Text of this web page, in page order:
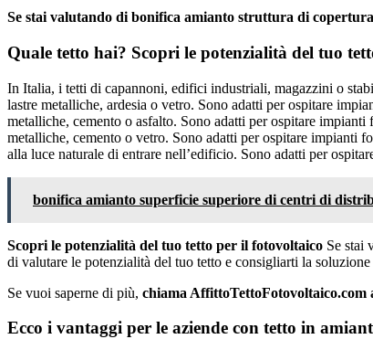
Se stai valutando di bonifica amianto struttura di
Quale tetto hai? Scopri le potenzialità del tuo
In Italia, i tetti di capannoni, edifici industriali, magazzini o
lastre metalliche, ardesia o vetro. Sono adatti per ospitare
metalliche, cemento o asfalto. Sono adatti per ospitare
metalliche, cemento o vetro. Sono adatti per ospitare impianti
alla luce naturale di entrare nell’edificio. Sono adatti per
bonifica amianto superficie superiore di centri di
Scopri le potenzialità del tuo tetto per il fotovoltaico Se stai
di valutare le potenzialità del tuo tetto e consigliarti la
Se vuoi saperne di più, chiama AffittoTettoFotovoltaico.com
Ecco i vantaggi per le aziende con tetto in